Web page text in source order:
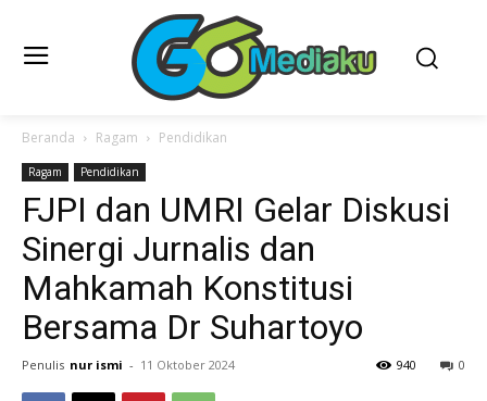
Beranda Ragam Pendidikan
Ragam Pendidikan
FJPI dan UMRI Gelar Diskusi
Sinergi Jurnalis dan
Mahkamah Konstitusi
Bersama Dr Suhartoyo
Penulis nur ismi - 11 Oktober 2024 0
940